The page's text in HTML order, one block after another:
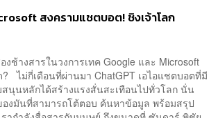
สงครามแชตบอต! ชิงเจ้าโลก
งช้างสารในวงการเทค Google และ Microsoft
ไม่กี่เดือนที่ผ่านมา ChatGPT เอไอแชตบอตที่มี
สนุนหลักได้สร้างแรงสั่นสะเทือนไปทั่วโลก นั่น
องมันที่สามารถโต้ตอบ ค้นหาข้อมูล พร้อมสรุป